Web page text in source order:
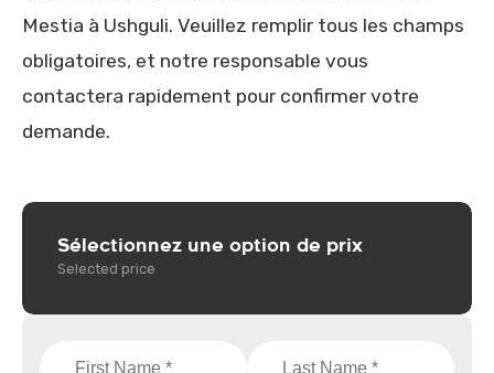
Mestia à Ushguli. Veuillez remplir tous les champs
obligatoires, et notre responsable vous
contactera rapidement pour confirmer votre
demande.
Sélectionnez une option de prix
Selected price